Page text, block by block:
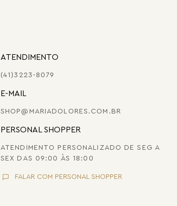
ATENDIMENTO
(41)3223-8079
E-MAIL
SHOP@MARIADOLORES.COM.BR
PERSONAL SHOPPER
ATENDIMENTO PERSONALIZADO DE SEG A
SEX DAS 09:00 ÀS 18:00
FALAR COM PERSONAL SHOPPER